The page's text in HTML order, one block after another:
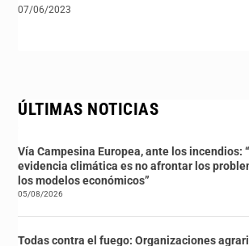
07/06/2023
ÚLTIMAS NOTICIAS
Vía Campesina Europea, ante los incendios:
evidencia climática es no afrontar los
los modelos económicos”
05/08/2026
Todas contra el fuego: Organizaciones